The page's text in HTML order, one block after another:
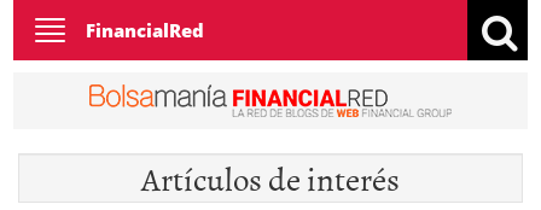
Toggle
navigation
FinancialRed
Artículos de interés